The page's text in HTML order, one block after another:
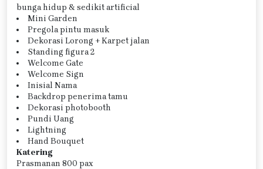
bunga hidup & sedikit artificial
Mini Garden
Pregola pintu masuk
Dekorasi Lorong + Karpet jalan
Standing figura 2
Welcome Gate
Welcome Sign
Inisial Nama
Backdrop penerima tamu
Dekorasi photobooth
Pundi Uang
Lightning
Hand Bouquet
Katering
Prasmanan 800 pax